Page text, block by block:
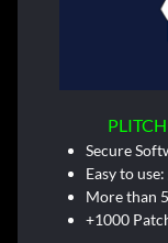
Secure
Easy to
More than
+1000